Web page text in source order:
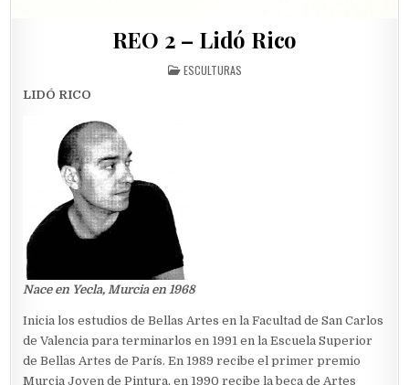
REO 2 – Lidó Rico
POSTED
IN
ESCULTURAS
LIDÓ RICO
Nace en Yecla, Murcia en 1968
Inicia los estudios de Bellas Artes en la Facultad de San Carlos
de Valencia para terminarlos en 1991 en la Escuela Superior
de Bellas Artes de París. En 1989 recibe el primer premio
Murcia Joven de Pintura, en 1990 recibe la beca de Artes